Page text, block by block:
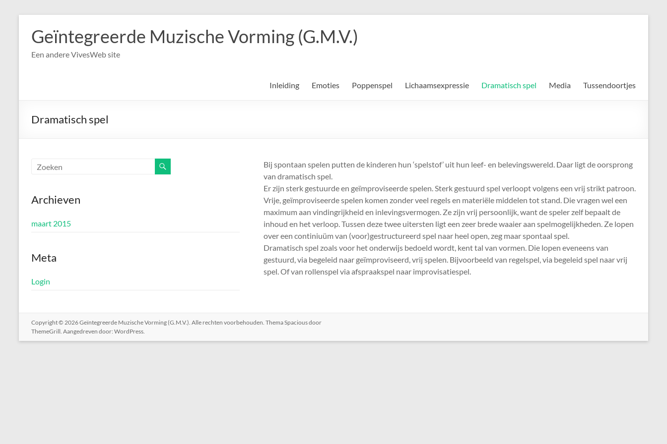
Geïntegreerde Muzische Vorming (G.M.V.)
Een andere VivesWeb site
Inleiding Emoties Poppenspel Lichaamsexpressie Dramatisch spel Media Tussendoortjes
Dramatisch spel
Bij spontaan spelen putten de kinderen hun ‘spelstof’ uit hun leef- en belevingswereld. Daar ligt de oorsprong
van dramatisch spel.
Er zijn sterk gestuurde en geïmproviseerde spelen. Sterk gestuurd spel verloopt volgens een vrij strikt patroon.
Vrije, geïmproviseerde spelen komen zonder veel regels en materiële middelen tot stand. Die vragen wel een
maximum aan vindingrijkheid en inlevingsvermogen. Ze zijn vrij persoonlijk, want de speler zelf bepaalt de
inhoud en het verloop. Tussen deze twee uitersten ligt een zeer brede waaier aan spelmogelijkheden. Ze lopen
over een continiuüm van (voor)gestructureerd spel naar heel open, zeg maar spontaal spel.
Dramatisch spel zoals voor het onderwijs bedoeld wordt, kent tal van vormen. Die lopen eveneens van
gestuurd, via begeleid naar geïmproviseerd, vrij spelen. Bijvoorbeeld van regelspel, via begeleid spel naar vrij
spel. Of van rollenspel via afspraakspel naar improvisatiespel.
Archieven
maart 2015
Meta
Login
Copyright © 2026Geïntegreerde Muzische Vorming (G.M.V.). Alle rechten voorbehouden. ThemaSpaciousdoor
ThemeGrill. Aangedreven door: WordPress.